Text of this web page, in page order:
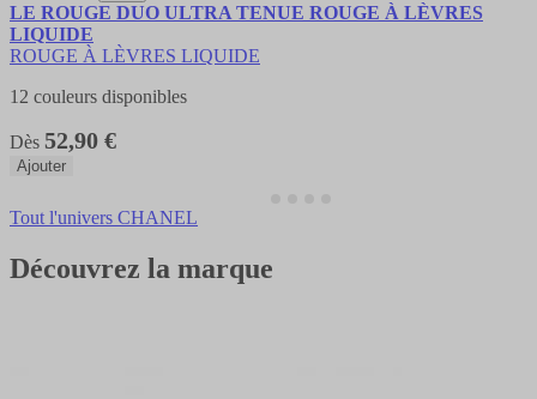
LE ROUGE DUO ULTRA TENUE ROUGE À LÈVRES
LIQUIDE
ROUGE À LÈVRES LIQUIDE
12 couleurs disponibles
Dès 52,90 €
Ajouter
Tout l'univers CHANEL
Découvrez la marque